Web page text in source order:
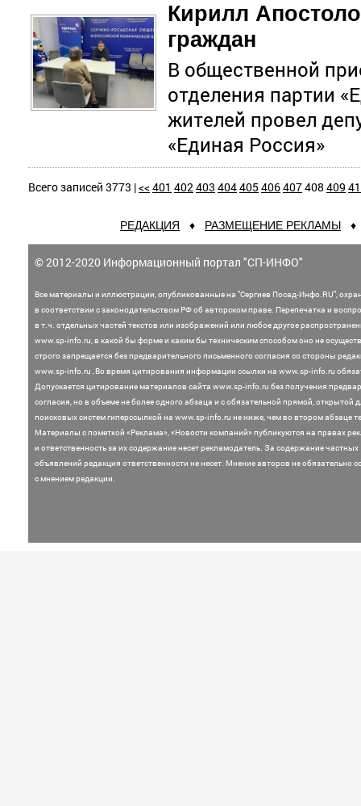
Кирилл
граждан
В общественной
отделения партии
жителей провел
«Единая Россия»
Всего записей 3773 |<< 401 402403 404405 406407408 409
РЕДАКЦИЯ ♦ РАЗМЕЩЕНИЕ РЕКЛАМЫ
© 2012-2020 Информационный портал "СП-ИНФО"
Все материалы и иллюстрации,опубликованные на "Сергиев Посад-Инфо.RU",
в соответствии с законодательством РФ об авторском праве. Перепечатка и
в т.ч. отдельных частей текстов или изображений или любое другое
www.sp-info.ru, в какой бы форме и каким бы техническим способом оно не
строго запрещается без предварительного письменного согласия со стороны
www.sp-info.ru .Во время цитирования информации ссылки на www.sp-info.ru
Допускается цитирование материалов сайта www.sp-info.ru без получения
согласия, но в объеме не более одного абзаца и с обязательной прямой, открытой
поисковых систем гиперссылкой на www.sp-info.ru не ниже, чем во втором абзаце
Материалы с пометкой «Реклама», «Новости компаний» публикуются на правах
и ответственность за их содержание несет рекламодатель. За содержание частных
объявлений редакция ответственности не несет. Мнениеавторов не обязательно
с мнением редакции.